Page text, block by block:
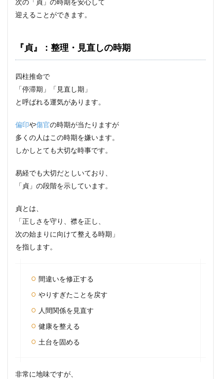
次の「貞」の時期を安心して
迎えることができます。
『貞』：整理・見直しの時期
四柱推命で
「停滞期」「見直し期」
と呼ばれる運気があります。
偏印や傷官の時期が当たりますが
多くの人はこの時期を嫌います。
しかしとても大切な時事です。
易経でも大切だとしいており、
「貞」の段階を示しています。
貞とは、
「正しさを守り、襟を正し、
次の始まりに向けて整える時期」
を指します。
間違いを修正する
やりすぎたことを戻す
人間関係を見直す
健康を整える
土台を固める
非常に地味ですが、